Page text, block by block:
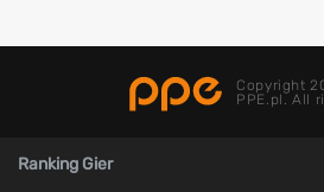
Copyright
PPE.pl. All
Ranking Gier